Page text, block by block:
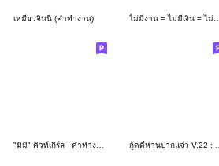
เหมียวจินนี่ (คำทำงาน)